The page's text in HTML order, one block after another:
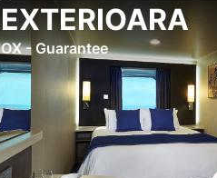
EXTERIOARA
OX - Guarantee